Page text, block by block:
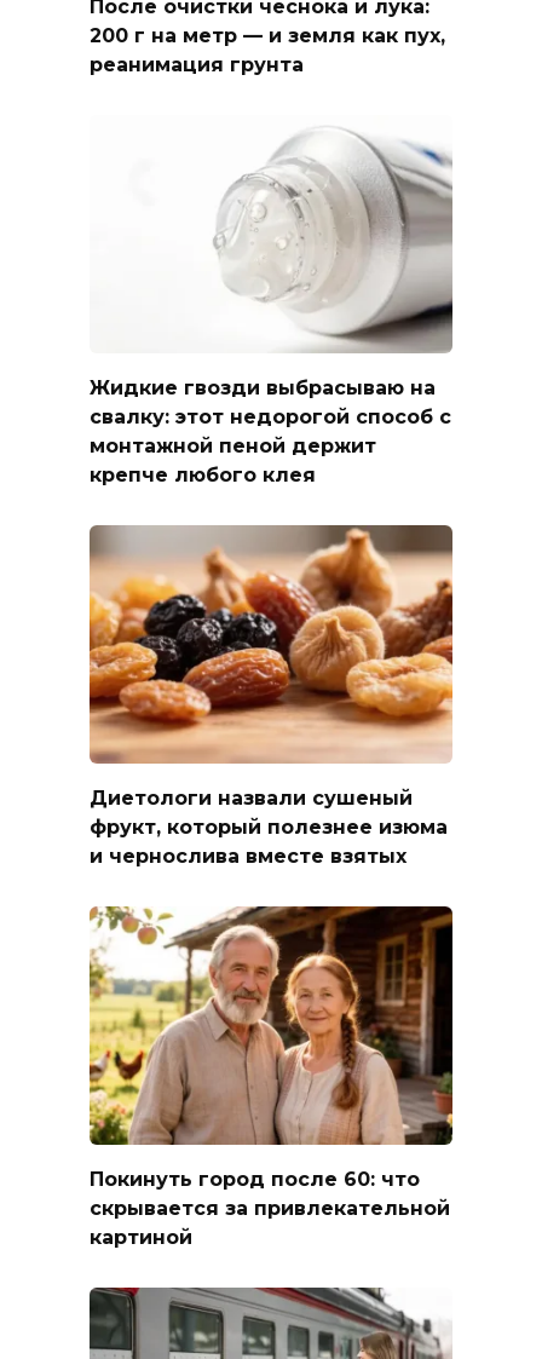
После очистки чеснока и лука:
200 г на метр — и земля как пух,
реанимация грунта
Жидкие гвозди выбрасываю на
свалку: этот недорогой способ с
монтажной пеной держит
крепче любого клея
Диетологи назвали сушеный
фрукт, который полезнее изюма
и чернослива вместе взятых
Покинуть город после 60: что
скрывается за привлекательной
картиной